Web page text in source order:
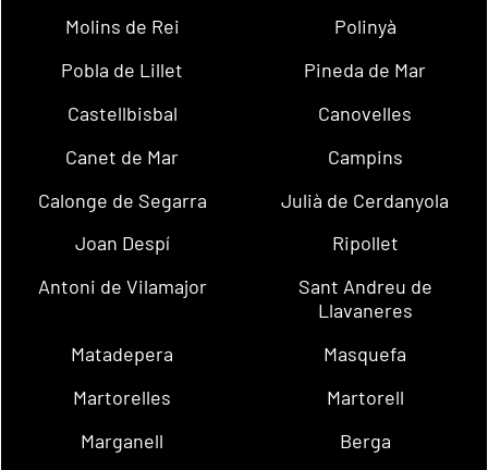
Molins de Rei
Polinyà
Pobla de Lillet
Pineda de Mar
Castellbisbal
Canovelles
Canet de Mar
Campins
Calonge de Segarra
Julià de Cerdanyola
Joan Despí
Ripollet
Antoni de Vilamajor
Sant Andreu de
Llavaneres
Matadepera
Masquefa
Martorelles
Martorell
Marganell
Berga